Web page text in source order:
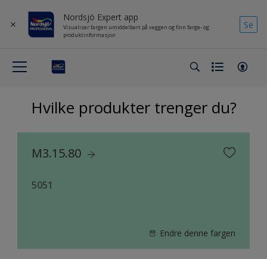
Nordsjö Expert app
Visualiser fargen umiddelbart på veggen og finn farge- og
produktinformasjon
Se
Hvilke produkter trenger du?
M3.15.80
5051
Endre denne fargen